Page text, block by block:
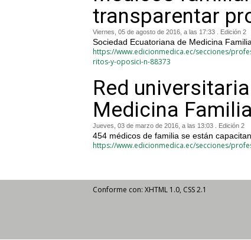
transparentar
Viernes, 05 de agosto de 2016, a las 17:33 . Edición 2
Sociedad Ecuatoriana de Medicina
https://www.edicionmedica.ec/secciones/
ritos-y-oposici-n-88373
Red
Medicina
Jueves, 03 de marzo de 2016, a las 13:03 . Edición 2
454 médicos de familia se están
https://www.edicionmedica.ec/secciones/
Conforme con: XHTML 1.0, CSS 2.1